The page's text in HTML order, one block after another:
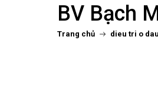
BV Bạch
Trang chủ dieu tri o dau